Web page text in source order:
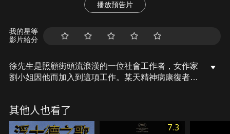
播放預告片
我的星等
影片給分
徐先生是照顧街頭流浪漢的一位社會工作者，女作家
劉小姐因他而加入到這項工作。某天精神病康復者阿
病的癲佬阿狗砍成重傷，終不治而亡。女作家強忍悲
痛，繼續投身到這一工作中。
其他人也看了
7.3